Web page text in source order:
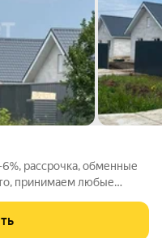
рассрочка, обменные
принимаем любые
соток от Застройщика, в